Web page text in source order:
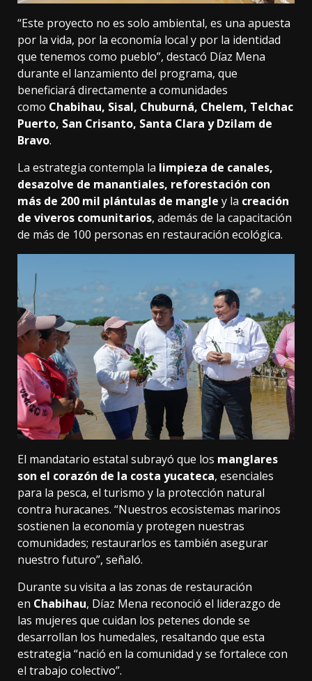
“Este proyecto no es solo ambiental, es una apuesta
por la vida, por la economía local y por la identidad
que tenemos como pueblo”, destacó Díaz Mena
durante el lanzamiento del programa, que
beneficiará directamente a comunidades
como Chabihau, Sisal, Chuburná, Chelem, Telchac
Puerto, San Crisanto, Santa Clara y Dzilam de
Bravo.
La estrategia contempla la limpieza de canales,
desazolve de manantiales, reforestación con
más de 200 mil plántulas de mangle y la creación
de viveros comunitarios, además de la capacitación
de más de 100 personas en restauración ecológica.
El mandatario estatal subrayó que los manglares
son el corazón de la costa yucateca, esenciales
para la pesca, el turismo y la protección natural
contra huracanes. “Nuestros ecosistemas marinos
sostienen la economía y protegen nuestras
comunidades; restaurarlos es también asegurar
nuestro futuro”, señaló.
Durante su visita a las zonas de restauración
en Chabihau, Díaz Mena reconoció el liderazgo de
las mujeres que cuidan los petenes donde se
desarrollan los humedales, resaltando que esta
estrategia “nació en la comunidad y se fortalece con
el trabajo colectivo”.